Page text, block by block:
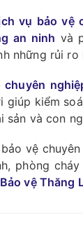
vụ bảo vệ
an ninh và
những rủi ro
giúp kiểm
sản và con
vệ
phòng
Bảo vệ Thăng